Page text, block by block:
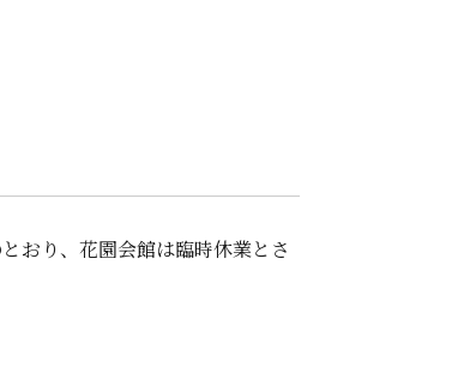
おり、花園会館は臨時休業とさ